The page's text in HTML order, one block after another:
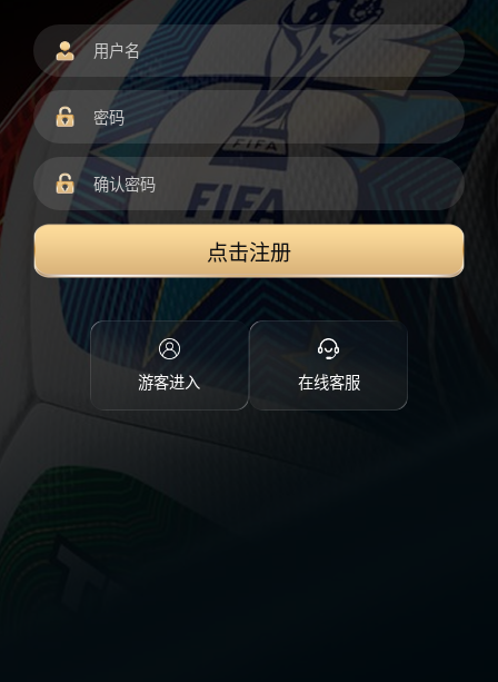
点击注册
游客进入 在线客服